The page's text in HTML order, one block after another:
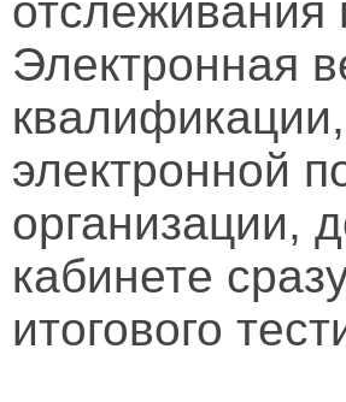
отслеживания
Электронная
электронной
организации,
кабинете
итогового